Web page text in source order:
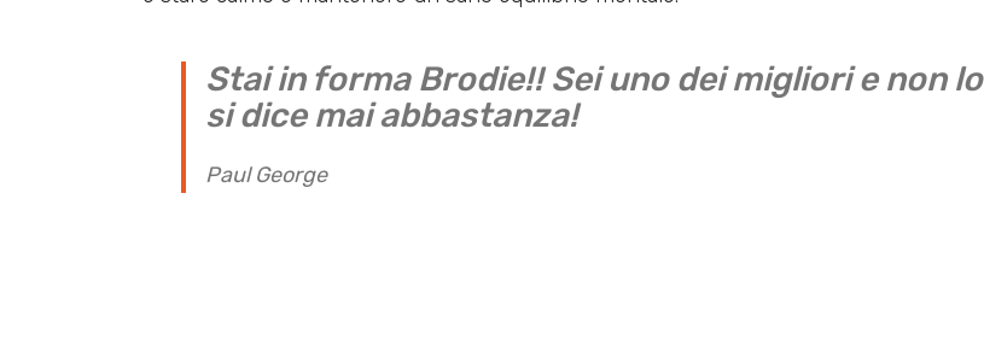
Stai in forma Brodie!! Sei uno dei migliori e non lo
si dice mai abbastanza!
Paul George